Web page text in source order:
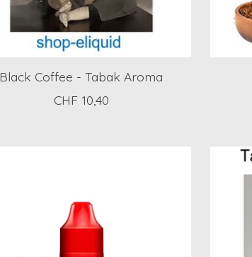
Black Coffee - Tabak Aroma
CHF 10,40